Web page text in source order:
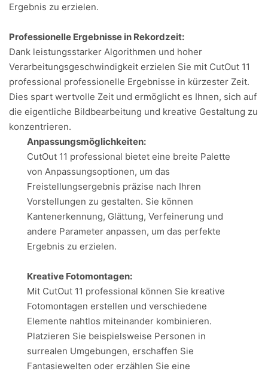
Ergebnis zu erzielen.
Professionelle Ergebnisse in Rekordzeit:
Dank leistungsstarker Algorithmen und hoher
Verarbeitungsgeschwindigkeit erzielen Sie mit CutOut 11
professional professionelle Ergebnisse in kürzester Zeit.
Dies spart wertvolle Zeit und ermöglicht es Ihnen, sich auf
die eigentliche Bildbearbeitung und kreative Gestaltung zu
konzentrieren.
Anpassungsmöglichkeiten:
CutOut 11 professional bietet eine breite Palette
von Anpassungsoptionen, um das
Freistellungsergebnis präzise nach Ihren
Vorstellungen zu gestalten. Sie können
Kantenerkennung, Glättung, Verfeinerung und
andere Parameter anpassen, um das perfekte
Ergebnis zu erzielen.
Kreative Fotomontagen:
Mit CutOut 11 professional können Sie kreative
Fotomontagen erstellen und verschiedene
Elemente nahtlos miteinander kombinieren.
Platzieren Sie beispielsweise Personen in
surrealen Umgebungen, erschaffen Sie
Fantasiewelten oder erzählen Sie eine